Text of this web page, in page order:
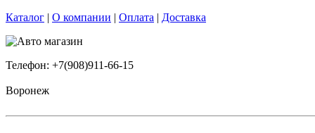
Каталог | О компании | Оплата | Доставка
Телефон: +7(908)911-66-15
Воронеж